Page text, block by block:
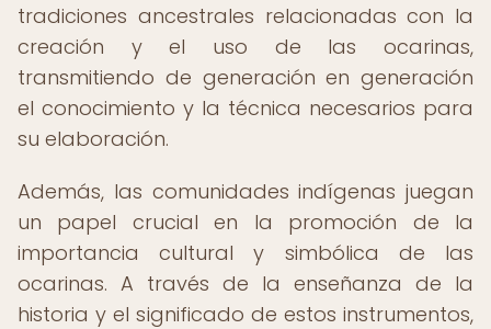
tradiciones ancestrales relacionadas con la
creación y el uso de las ocarinas,
transmitiendo de generación en generación
el conocimiento y la técnica necesarios para
su elaboración.
Además, las comunidades indígenas juegan
un papel crucial en la promoción de la
importancia cultural y simbólica de las
ocarinas. A través de la enseñanza de la
historia y el significado de estos instrumentos,